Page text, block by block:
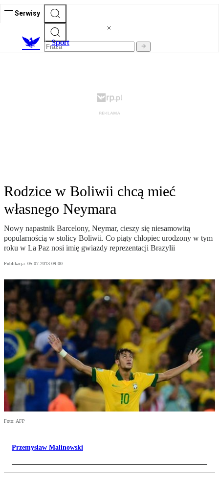
Serwisy
Sport
Rodzice w Boliwii chcą mieć
własnego Neymara
Nowy napastnik Barcelony, Neymar, cieszy się niesamowitą
popularnością w stolicy Boliwii. Co piąty chłopiec urodzony w tym
roku w La Paz nosi imię gwiazdy reprezentacji Brazylii
Publikacja: 05.07.2013 09:00
Foto: AFP
Przemysław Malinowski